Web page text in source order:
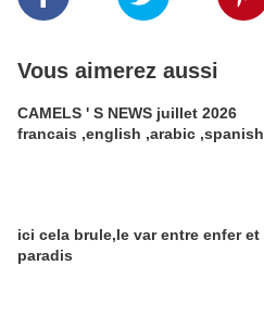
Vous aimerez aussi
CAMELS ' S NEWS juillet 2026
francais ,english ,arabic ,spanish
ici cela brule,le var entre enfer et
paradis